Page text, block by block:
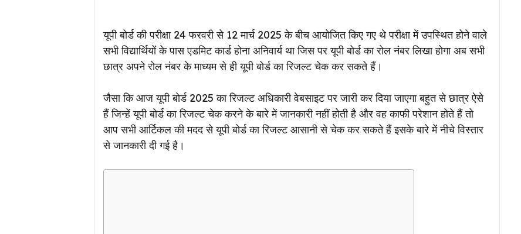
यूपी बोर्ड की परीक्षा 24 फरवरी से 12 मार्च 2025 के बीच आयोजित किए गए थे परीक्षा में उपस्थित होने वाले
सभी विद्यार्थियों के पास एडमिट कार्ड होना अनिवार्य था जिस पर यूपी बोर्ड का रोल नंबर लिखा होगा अब सभी
छात्र अपने रोल नंबर के माध्यम से ही यूपी बोर्ड का रिजल्ट चेक कर सकते हैं।
जैसा कि आज यूपी बोर्ड 2025 का रिजल्ट अधिकारी वेबसाइट पर जारी कर दिया जाएगा बहुत से छात्र ऐसे
हैं जिन्हें यूपी बोर्ड का रिजल्ट चेक करने के बारे में जानकारी नहीं होती है और वह काफी परेशान होते हैं तो
आप सभी आर्टिकल की मदद से यूपी बोर्ड का रिजल्ट आसानी से चेक कर सकते हैं इसके बारे में नीचे विस्तार
से जानकारी दी गई है।